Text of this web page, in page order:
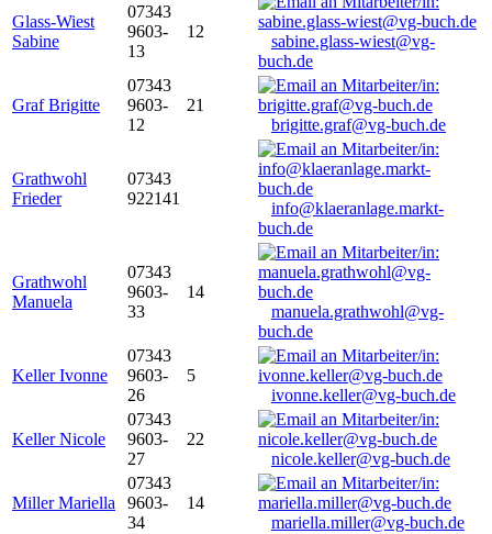
Glass-Wiest
Sabine
07343
9603-
13
12
sabine.glass-wiest@vg-
buch.de
Graf Brigitte
07343
9603-
12
21
brigitte.graf@vg-buch.de
Grathwohl
Frieder
07343
922141
info@klaeranlage.markt-
buch.de
Grathwohl
Manuela
07343
9603-
33
14
manuela.grathwohl@vg-
buch.de
Keller Ivonne
07343
9603-
26
5
ivonne.keller@vg-buch.de
Keller Nicole
07343
9603-
27
22
nicole.keller@vg-buch.de
Miller Mariella
07343
9603-
34
14
mariella.miller@vg-buch.de